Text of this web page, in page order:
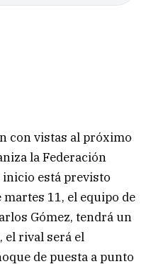
con vistas al próximo
la Federación
está previsto
martes 11, el equipo de
Gómez, tendrá un
el rival será el
de puesta a punto